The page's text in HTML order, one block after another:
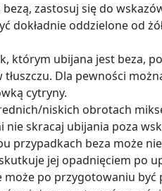
bezą, zastosuj się do
dokładnie oddzielone od
którym ubijana jest beza,
tłuszczu. Dla pewności
cytryny.
niskich obrotach
nie skracaj ubijania poza
przypadkach beza może
jej opadnięciem po
może po przygotowaniu